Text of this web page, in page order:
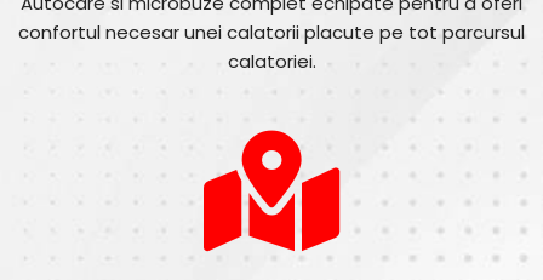
confortul necesar unei calatorii placute pe tot parcursul
calatoriei.